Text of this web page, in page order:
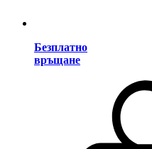
Безплатно
връщане